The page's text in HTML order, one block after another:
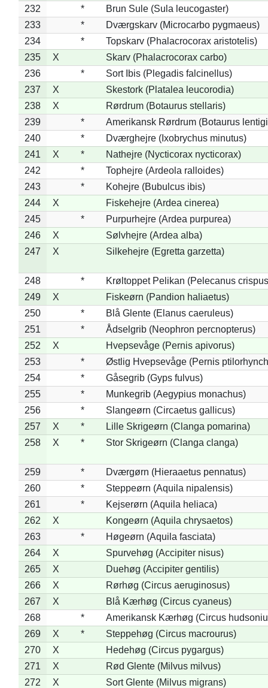
232 *
Brun Sule (Sula leucogaster)
233
*
Dværgskarv (Microcarbo pygmaeus)
234
*
Topskarv (Phalacrocorax aristotelis)
235
X
Skarv (Phalacrocorax carbo)
236
*
Sort Ibis (Plegadis falcinellus)
237
X
Skestork (Platalea leucorodia)
238
X
Rørdrum (Botaurus stellaris)
239
*
Amerikansk Rørdrum (Botaurus
240
*
Dværghejre (Ixobrychus minutus)
241
X *
Nathejre (Nycticorax nycticorax)
242
*
Tophejre (Ardeola ralloides)
243
*
Kohejre (Bubulcus ibis)
244
X
Fiskehejre (Ardea cinerea)
245
*
Purpurhejre (Ardea purpurea)
246
X
Sølvhejre (Ardea alba)
247
X Silkehejre (Egretta garzetta)
248 *
Krøltoppet Pelikan (Pelecanus
249
X
Fiskeørn (Pandion haliaetus)
250
*
Blå Glente (Elanus caeruleus)
251
*
Ådselgrib (Neophron percnopterus)
252
X
Hvepsevåge (Pernis apivorus)
253
*
Østlig Hvepsevåge (Pernis
254
*
Gåsegrib (Gyps fulvus)
255
*
Munkegrib (Aegypius monachus)
256
*
Slangeørn (Circaetus gallicus)
257
X *
Lille Skrigeørn (Clanga pomarina)
258
X * Stor Skrigeørn (Clanga clanga)
259 *
Dværgørn (Hieraaetus pennatus)
260
*
Steppeørn (Aquila nipalensis)
261
*
Kejserørn (Aquila heliaca)
262
X
Kongeørn (Aquila chrysaetos)
263
*
Høgeørn (Aquila fasciata)
264
X
Spurvehøg (Accipiter nisus)
265
X
Duehøg (Accipiter gentilis)
266
X
Rørhøg (Circus aeruginosus)
267
X
Blå Kærhøg (Circus cyaneus)
268
*
Amerikansk Kærhøg (Circus
269
X *
Steppehøg (Circus macrourus)
270
X
Hedehøg (Circus pygargus)
271
X
Rød Glente (Milvus milvus)
272
X
Sort Glente (Milvus migrans)